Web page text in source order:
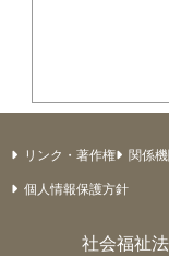
リンク・著作権 関係
個人情報保護方針
社会福祉